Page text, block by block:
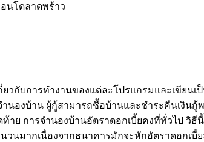
นโดลาดพร้าว
ยวกับการทำงานของแต่ละโปรแกรมและเขีย
นองบ้าน ผู้กู้สามารถซื้อบ้านและชำระคืนเงินกู้
ย การจำนองบ้านอัตราดอกเบี้ยคงที่ทั่วไป วิธี
มากเนื่องจากธนาคารมักจะหักอัตราดอกเบี้